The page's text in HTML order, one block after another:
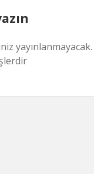
yayınlanmayacak.